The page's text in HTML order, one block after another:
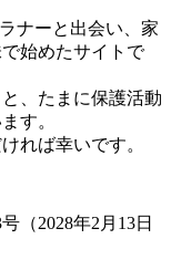
ナーと出会い、家
始めたサイトで
、たまに保護活動
す。
れば幸いです。
（2028年2月13日